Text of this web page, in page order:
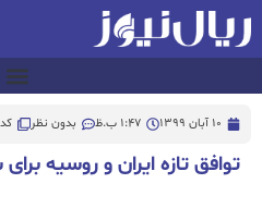
10 آبان 1399 1:47 ب.ظ بدون نظر کد
توافق تازه ایران و روسیه